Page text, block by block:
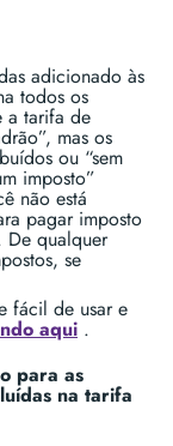
adicionado às
todos os
a tarifa de
mas os
ou “sem
imposto”
não está
pagar imposto
De qualquer
se
fácil de usar e
aqui .
para as
na tarifa